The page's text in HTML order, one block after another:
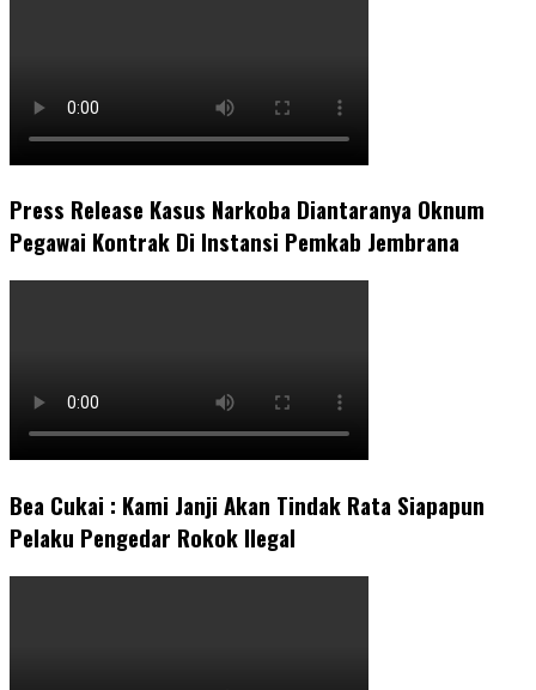
Press Release Kasus Narkoba Diantaranya Oknum
Pegawai Kontrak Di Instansi Pemkab Jembrana
Bea Cukai : Kami Janji Akan Tindak Rata Siapapun
Pelaku Pengedar Rokok Ilegal